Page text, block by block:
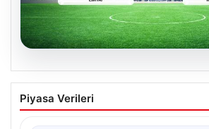
04.08.2026
(Özet) Larne – Iberia 1999
ve Tüm Önemli Anları
Piyasa Verileri